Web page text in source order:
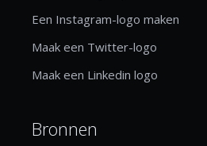
Een Instagram-logo maken
Maak een Twitter-logo
Maak een Linkedin logo
Bronnen